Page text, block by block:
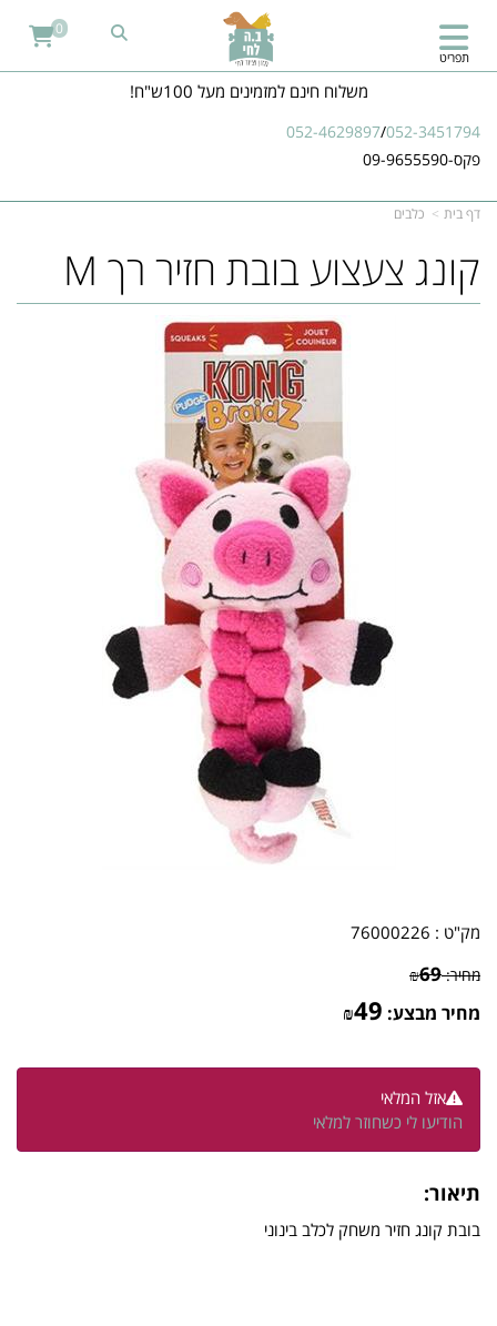
משלוח חינם למזמינים מעל 100ש"ח!
052-4629897/052-3451794
פקס-09-9655590
תפריט
0
דף בית כלבים
קונג צעצוע בובת חזיר רך M
מק"ט : 76000226
מחיר: ₪69
מחיר מבצע: ₪49
אזל המלאי
הודיעו לי כשחוזר למלאי
תיאור:
בובת קונג חזיר משחק לכלב בינוני